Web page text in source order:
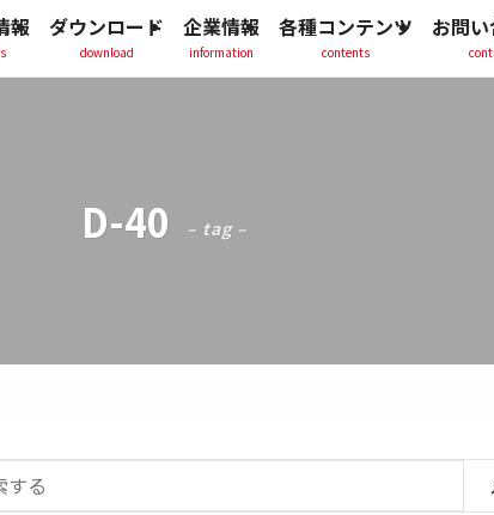
D-40 – tag –
報 ダウンロード
download
企業情報
information
各種コンテンツ
contents
お問